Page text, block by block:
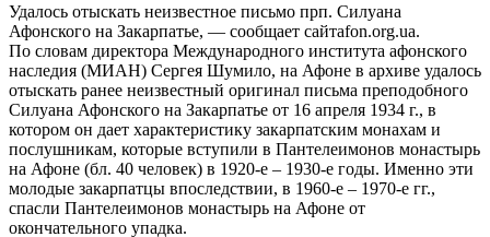
Удалось отыскать неизвестное письмо прп. Силуана
Афонского на Закарпатье, — сообщает сайтafon.org.ua.
По словам директора Международного института афонского
наследия (МИАН) Сергея Шумило, на Афоне в архиве удалось
отыскать ранее неизвестный оригинал письма преподобного
Силуана Афонского на Закарпатье от 16 апреля 1934 г., в
котором он дает характеристику закарпатским монахам и
послушникам, которые вступили в Пантелеимонов монастырь
на Афоне (бл. 40 человек) в 1920-е – 1930-е годы. Именно эти
молодые закарпатцы впоследствии, в 1960-е – 1970-е гг.,
спасли Пантелеимонов монастырь на Афоне от
окончательного упадка.